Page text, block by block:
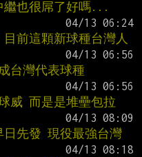
繼也很屌了好嗎...
前這顆新球種台灣人
台灣代表球種
威 而是是堆壘包拉
先發 現役最強台灣